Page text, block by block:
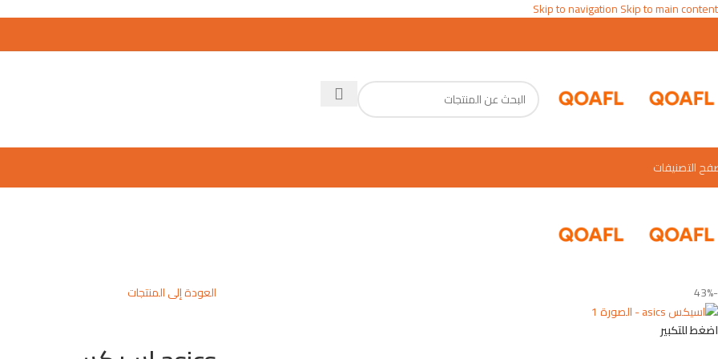
Skip to navigationSkip to main content
التصنيفات
-43%
اضغط للتكبير
العودة إلى المنتجات